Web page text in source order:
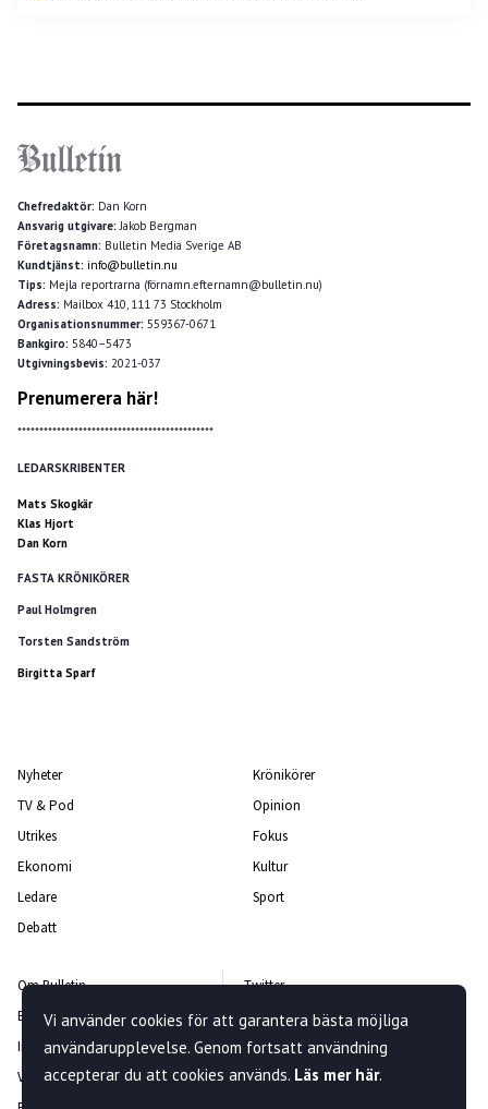
Chefredaktör: Dan Korn
Ansvarig utgivare:Jakob Bergman
Företagsnamn: Bulletin Media Sverige AB
Kundtjänst: info@bulletin.nu
Tips: Mejla reportrarna (förnamn.efternamn@bulletin.nu)
Adress: Mailbox 410, 111 73 Stockholm
Organisationsnummer: 559367-0671
Bankgiro: 5840–5473
Utgivningsbevis: 2021-037
Prenumerera här!
*********************************************
LEDARSKRIBENTER
Mats Skogkär
Klas Hjort
Dan Korn
FASTA KRÖNIKÖRER
Paul Holmgren
Torsten Sandström
Birgitta Sparf
Nyheter
TV & Pod
Utrikes
Ekonomi
Ledare
Debatt
Krönikörer
Opinion
Fokus
Kultur
Sport
Om Bulletin
Bulletin-teamet
Integritetspolicy
Vanliga frågor och svar
Twitter
Facebook
Instagram
Kontakta oss
Vi använder cookies för att garantera bästa möjliga
användarupplevelse. Genom fortsatt användning
accepterar du att cookies används. Läs mer här.